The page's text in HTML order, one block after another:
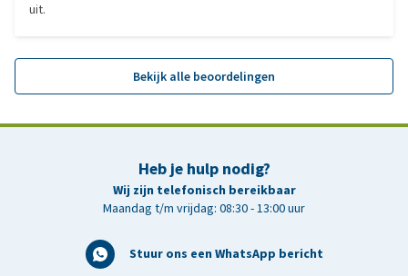
uit.
Bekijk alle beoordelingen
Heb je hulp nodig?
Wij zijn telefonisch bereikbaar
Maandag t/m vrijdag: 08:30 - 13:00 uur
Stuur ons een WhatsApp bericht